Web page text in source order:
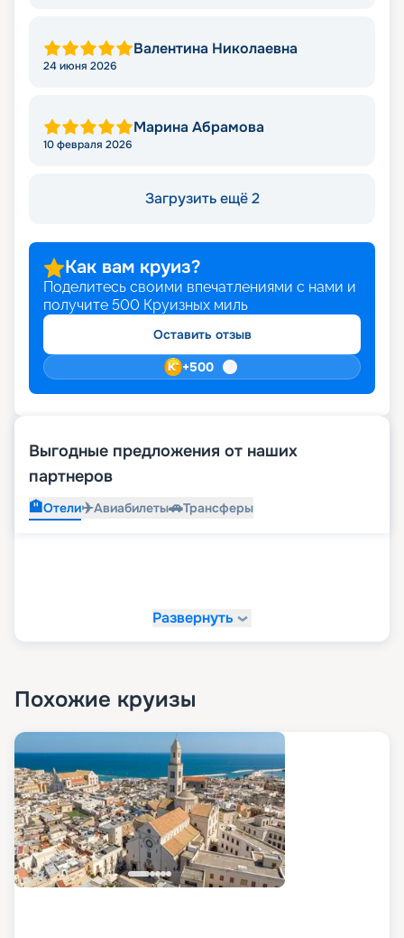
Валентина Николаевна
24 июня 2026
Марина Абрамова
10 февраля 2026
Загрузить ещё 2
Как вам круиз?
Поделитесь своими впечатлениями с нами и
получите 500 Круизных миль
Оставить отзыв
+500
Выгодные предложения от наших
партнеров
🏨Отели✈️Авиабилеты🚗Трансферы
Развернуть
Похожие круизы